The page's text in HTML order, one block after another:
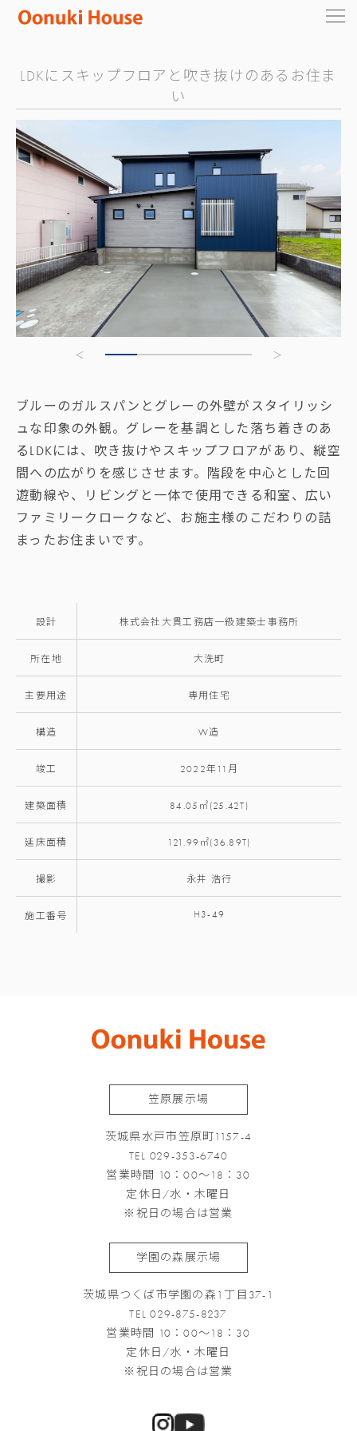
LDKにスキップフロアと吹き抜けのあるお住ま
い
ブルーのガルスパンとグレーの外壁がスタイリッシ
ュな印象の外観。グレーを基調とした落ち着きのあ
るLDKには、吹き抜けやスキップフロアがあり、縦空
間への広がりを感じさせます。階段を中心とした回
遊動線や、リビングと一体で使用できる和室、広い
ファミリークロークなど、お施主様のこだわりの詰
まったお住まいです。
設計 株式会社大貫工務店一級建築士事務所
所在地 大洗町
主要用途 専用住宅
構造 W造
竣工 2022年11月
建築面積 84.05㎡(25.42T)
延床面積 121.99㎡(36.89T)
撮影 永井 浩行
施工番号 H3-49
笠原展示場
茨城県水戸市笠原町1157-4
TEL 029-353-6740
営業時間 10：00～18：30
定休日/水・木曜日
※祝日の場合は営業
学園の森展示場
茨城県つくば市学園の森1丁目37-1
TEL 029-875-8237
営業時間 10：00～18：30
定休日/水・木曜日
※祝日の場合は営業